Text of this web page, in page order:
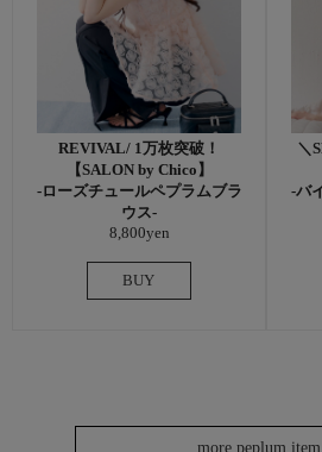
REVIVAL/ 1万枚突破！
【SALON by Chico】
-ローズチュールペプラムブラ
ウス-
8,800yen
BUY
＼
-バ
more peplum